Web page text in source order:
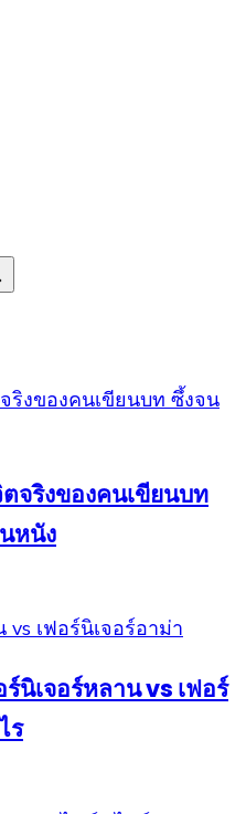
จริงของคนเขียนบท
หนัง
นิเจอร์หลาน vs เฟอร์
ร